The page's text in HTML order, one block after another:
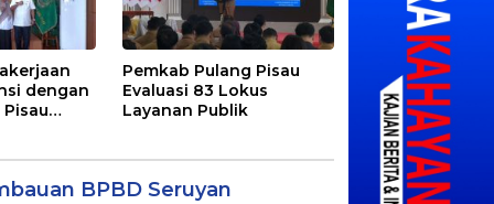
dengan
Pemkab Pulang Pisau
Evaluasi 83 Lokus
Layanan Publik
BPBD Seruyan